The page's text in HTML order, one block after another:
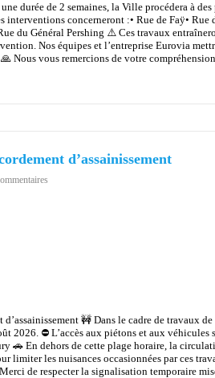
durée de 2 semaines, la Ville procédera à des
interventions concerneront :• Rue de Faÿ• Rue
du Général Pershing ⚠️ Ces travaux
Nos équipes et l’entreprise Eurovia
Nous vous remercions de votre
d’assainissement
🚧 Dans le cadre de travaux de
2026. ⛔ L’accès aux piétons et aux
🚗 En dehors de cette plage horaire, la
limiter les nuisances occasionnées par ces
de respecter la signalisation temporaire